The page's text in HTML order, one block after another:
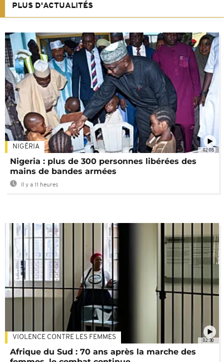
PLUS D'ACTUALITÉS
02:08
NIGÉRIA
Nigeria : plus de 300 personnes libérées des
mains de bandes armées
Il y a 11 heures
02:30
VIOLENCE CONTRE LES FEMMES
Afrique du Sud : 70 ans après la marche des